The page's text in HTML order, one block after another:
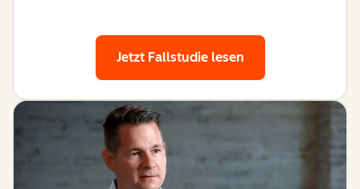
Jetzt Fallstudie lesen